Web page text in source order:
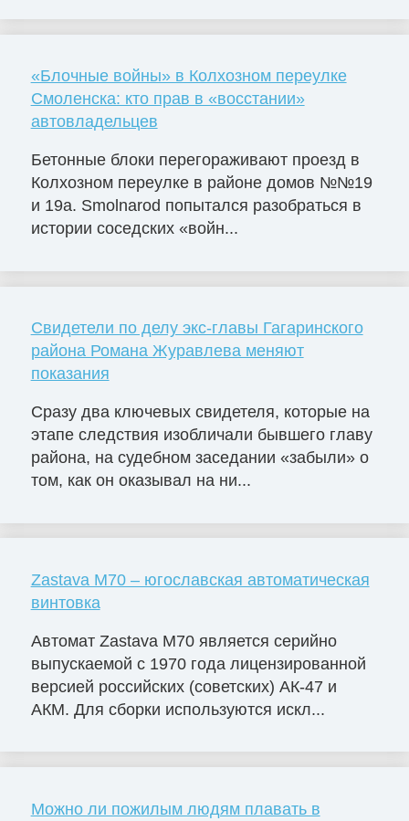
«Блочные войны» в Колхозном переулке
Смоленска: кто прав в «восстании»
автовладельцев
Бетонные блоки перегораживают проезд в
Колхозном переулке в районе домов №№19
и 19а. Smolnarod попытался разобраться в
истории соседских «войн...
Свидетели по делу экс-главы Гагаринского
района Романа Журавлева меняют
показания
Сразу два ключевых свидетеля, которые на
этапе следствия изобличали бывшего главу
района, на судебном заседании «забыли» о
том, как он оказывал на ни...
Zastava M70 – югославская автоматическая
винтовка
Автомат Zastava M70 является серийно
выпускаемой с 1970 года лицензированной
версией российских (советских) АК-47 и
АКМ. Для сборки используются искл...
Можно ли пожилым людям плавать в